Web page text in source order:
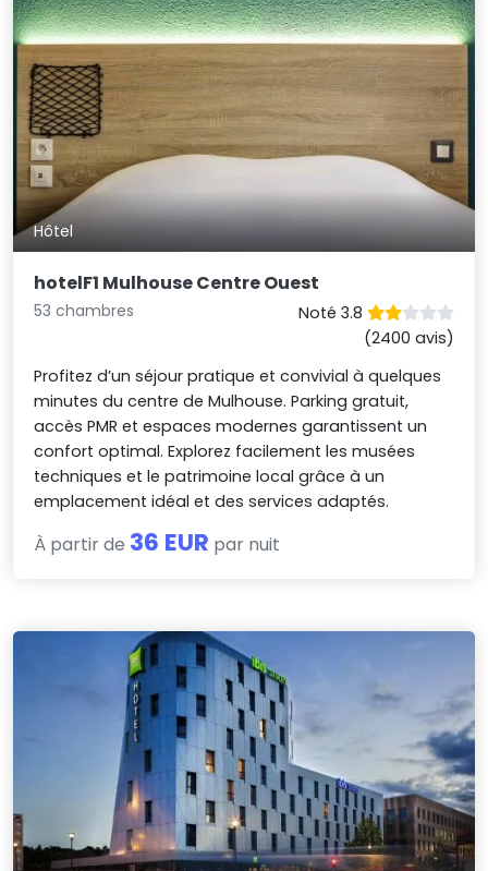
Hôtel
hotelF1 Mulhouse Centre Ouest
53 chambres
Noté 3.8
(2400 avis)
Profitez d’un séjour pratique et convivial à quelques
minutes du centre de Mulhouse. Parking gratuit,
accès PMR et espaces modernes garantissent un
confort optimal. Explorez facilement les musées
techniques et le patrimoine local grâce à un
emplacement idéal et des services adaptés.
À partir de 36 EUR par nuit